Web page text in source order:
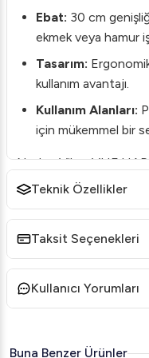
Ebat: 30 cm
ekmek veya hamur
Tasarım:
kullanım avantajı.
Kullanım Alanları:
için mükemmel bir
Neden Viber
Viber markası,
mutfakların iş yükünü
zamandan ve
Kolay Kullanım:
Teknik Özellikler
Taksit Seçenekleri
Kullanıcı Yorumları
Buna Benzer Ürünler